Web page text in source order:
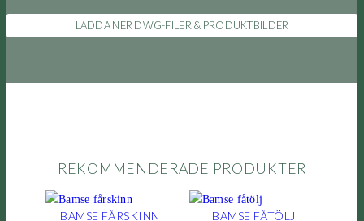
LADDA NER DWG-FILER & PRODUKTBILDER
REKOMMENDERADE PRODUKTER
BAMSE FÅRSKINN
BAMSE FÅTÖLJ